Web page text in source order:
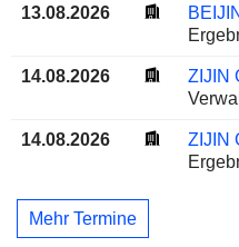
13.08.2026
14.08.2026
14.08.2026
Mehr Termine